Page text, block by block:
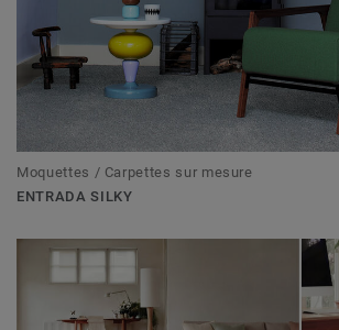
Moquettes / Carpettes sur mesure
ENTRADA SILKY